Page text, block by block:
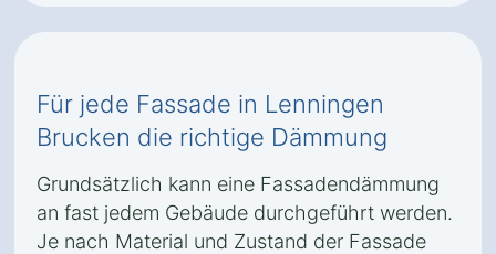
Für jede Fassade in Lenningen
Brucken die richtige Dämmung
Grundsätzlich kann eine Fassadendämmung
an fast jedem Gebäude durchgeführt werden.
Je nach Material und Zustand der Fassade